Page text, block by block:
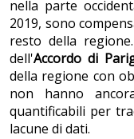
nella parte
2019, sono
resto della
dell'Accordo di
della regione con
non hanno
quantificabili per
lacune di dati.